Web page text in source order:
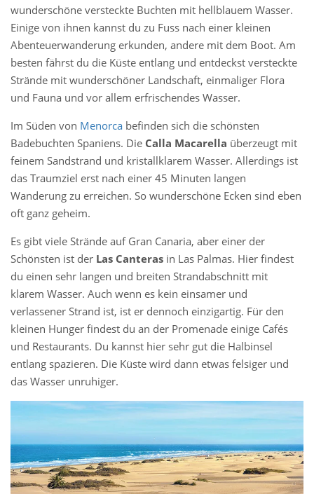
wunderschöne versteckte Buchten mit hellblauem Wasser.
Einige von ihnen kannst du zu Fuss nach einer kleinen
Abenteuerwanderung erkunden, andere mit dem Boot. Am
besten fährst du die Küste entlang und entdeckst versteckte
Strände mit wunderschöner Landschaft, einmaliger Flora
und Fauna und vor allem erfrischendes Wasser.
Im Süden von Menorca befinden sich die schönsten
Badebuchten Spaniens. Die Calla Macarella überzeugt mit
feinem Sandstrand und kristallklarem Wasser. Allerdings ist
das Traumziel erst nach einer 45 Minuten langen
Wanderung zu erreichen. So wunderschöne Ecken sind eben
oft ganz geheim.
Es gibt viele Strände auf Gran Canaria, aber einer der
Schönsten ist der Las Canteras in Las Palmas. Hier findest
du einen sehr langen und breiten Strandabschnitt mit
klarem Wasser. Auch wenn es kein einsamer und
verlassener Strand ist, ist er dennoch einzigartig. Für den
kleinen Hunger findest du an der Promenade einige Cafés
und Restaurants. Du kannst hier sehr gut die Halbinsel
entlang spazieren. Die Küste wird dann etwas felsiger und
das Wasser unruhiger.